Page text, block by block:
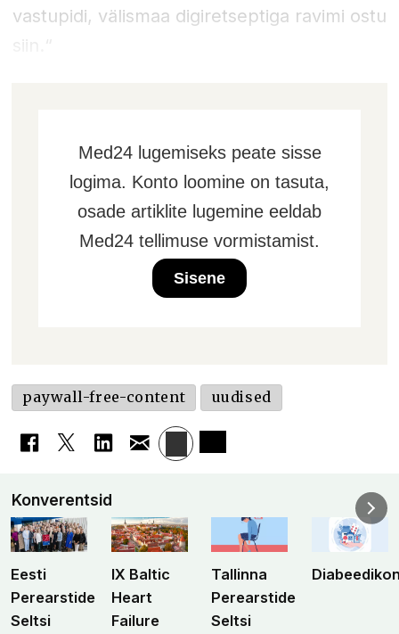
vastupidi, välismaa digiretseptiga ravimi ostu
Med24 lugemiseks peate sisse
logima. Konto loomine on tasuta,
osade artiklite lugemine eeldab
Med24 tellimuse vormistamist.
Sisene
paywall-free-content uudised
Konverentsid
Eesti
Perearstide
Seltsi
IX Baltic
Heart
Failure
Tallinna
Perearstide
Seltsi